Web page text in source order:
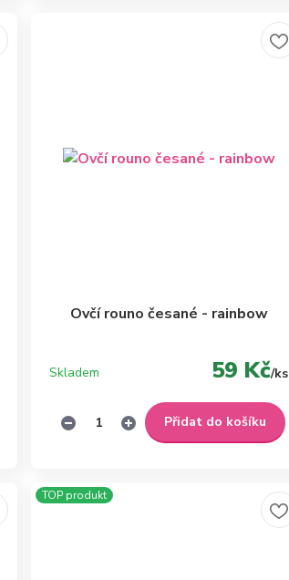
Ovčí rouno česané - rainbow
59 Kč/ks
Skladem
Přidat do košíku
TOP produkt